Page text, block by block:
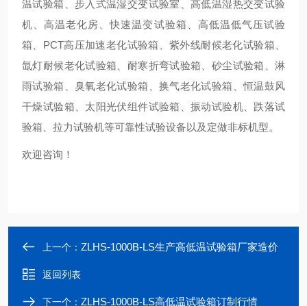
温试验箱、步入式温湿交变试验室、高低温湿热交变试验
机、高温老化房、快速温变试验箱、高低温低气压试验
箱、PCT高压加速老化试验箱、紫外线耐候老化试验箱、
氙灯耐候老化试验箱、耐寒折弯试验箱、砂尘试验箱、淋
雨试验箱、臭氧老化试验箱、换气老化试验箱、恒温鼓风
干燥试验箱、太阳光伏组件试验箱、振动试验机、跌落试
验箱、拉力试验机等可靠性试验设备以及定做非标机型。
欢迎咨询！
上一个： ZLHS-1000B-LS生产高低温试验箱厂家造价
返回列表
下一个： ZLHS-1000B-LS高低温试验箱订制行情